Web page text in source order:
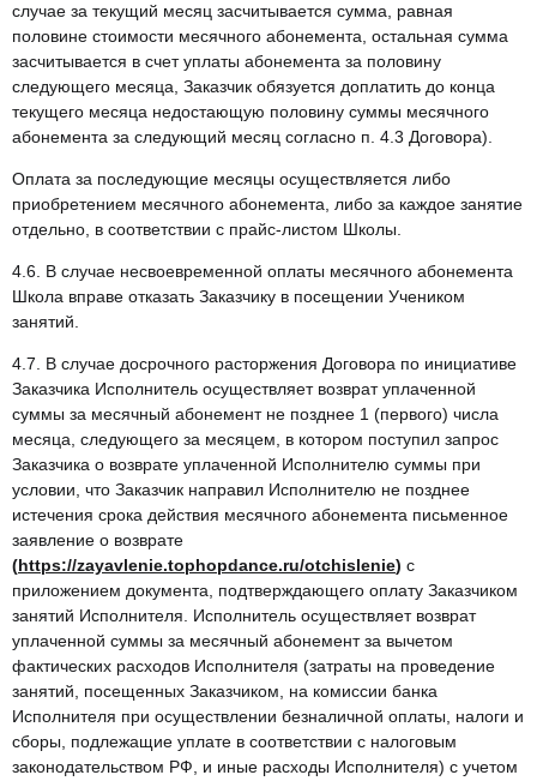
случае за текущий месяц засчитывается сумма, равная
половине стоимости месячного абонемента, остальная сумма
засчитывается в счет уплаты абонемента за половину
следующего месяца, Заказчик обязуется доплатить до конца
текущего месяца недостающую половину суммы месячного
абонемента за следующий месяц согласно п. 4.3 Договора).
Оплата за последующие месяцы осуществляется либо
приобретением месячного абонемента, либо за каждое занятие
отдельно, в соответствии с прайс-листом Школы.
4.6. В случае несвоевременной оплаты месячного абонемента
Школа вправе отказать Заказчику в посещении Учеником
занятий.
4.7. В случае досрочного расторжения Договора по инициативе
Заказчика Исполнитель осуществляет возврат уплаченной
суммы за месячный абонемент не позднее 1 (первого) числа
месяца, следующего за месяцем, в котором поступил запрос
Заказчика о возврате уплаченной Исполнителю суммы при
условии, что Заказчик направил Исполнителю не позднее
истечения срока действия месячного абонемента письменное
заявление о возврате
(https://zayavlenie.tophopdance.ru/otchislenie) с
приложением документа, подтверждающего оплату Заказчиком
занятий Исполнителя. Исполнитель осуществляет возврат
уплаченной суммы за месячный абонемент за вычетом
фактических расходов Исполнителя (затраты на проведение
занятий, посещенных Заказчиком, на комиссии банка
Исполнителя при осуществлении безналичной оплаты, налоги и
сборы, подлежащие уплате в соответствии с налоговым
законодательством РФ, и иные расходы Исполнителя) с учетом